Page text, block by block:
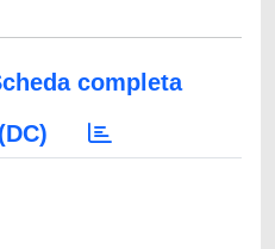
completa